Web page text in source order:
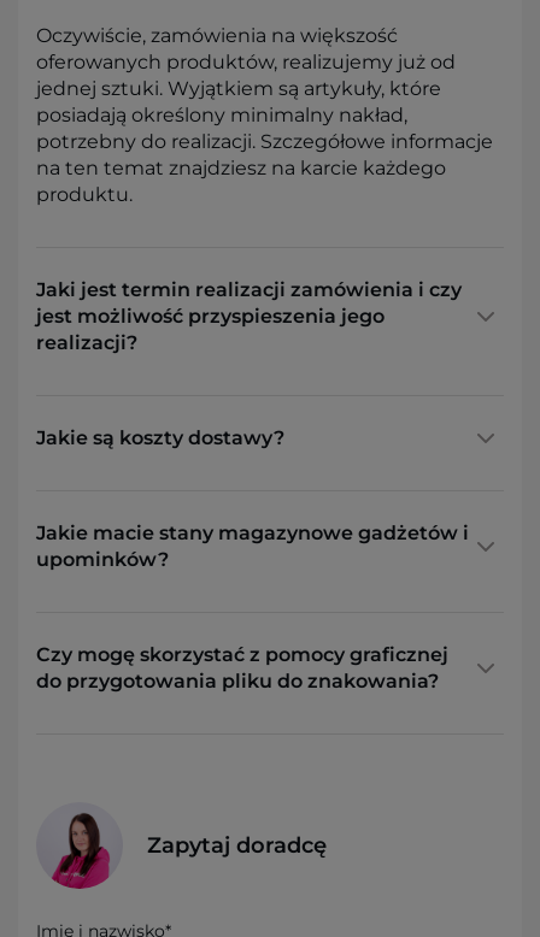
Oczywiście, zamówienia na większość
oferowanych produktów, realizujemy już od
jednej sztuki. Wyjątkiem są artykuły, które
posiadają określony minimalny nakład,
potrzebny do realizacji. Szczegółowe informacje
na ten temat znajdziesz na karcie każdego
produktu.
Jaki jest termin realizacji zamówienia i czy
jest możliwość przyspieszenia jego
realizacji?
Jakie są koszty dostawy?
Jakie macie stany magazynowe gadżetów i
upominków?
Czy mogę skorzystać z pomocy graficznej
do przygotowania pliku do znakowania?
Zapytaj doradcę
Imię i nazwisko*